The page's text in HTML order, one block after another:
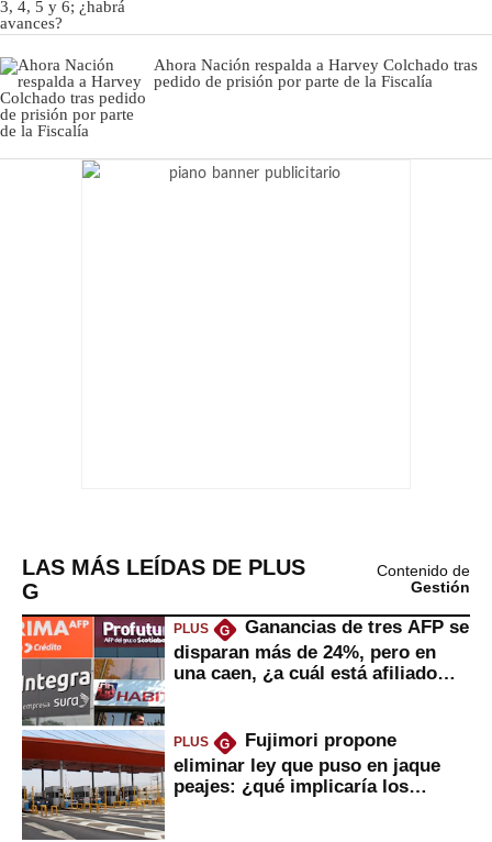
Ahora Nación respalda a Harvey Colchado tras
pedido de prisión por parte de la Fiscalía
LAS MÁS LEÍDAS DE PLUS
G
Contenido de
Gestión
PLUS G
Ganancias de tres AFP se
disparan más de 24%, pero en
una caen, ¿a cuál está afiliado
PLUS G
Fujimori propone
eliminar ley que puso en jaque
peajes: ¿qué implicaría los